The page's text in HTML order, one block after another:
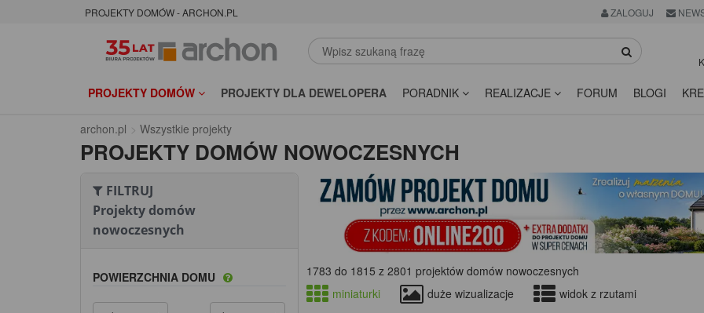
PROJEKTY DOMÓW - ARCHON.PL ZALOGUJ
PROJEKTY DOMÓW PROJEKTY DLA DEWELOPERA PORADNIK REALIZACJE FORUM BLOGI
archon.pl Wszystkie projekty
PROJEKTY DOMÓW NOWOCZESNYCH
1783 do 1815 z 2801 projektów domów nowoczesnych
miniaturki
duże wizualizacje widok z rzutami
FILTRUJ
Projekty domów
nowoczesnych
POWIERZCHNIA DOMU